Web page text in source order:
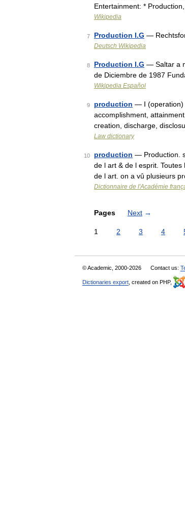
Entertainment: *
Wikipedia
7 Production I.G —
Deutsch Wikipedia
8 Production I.G — Saltar a
de Diciembre de 1987
Wikipedia Español
9 production — I (operation)
accomplishment,
creation, discharge,
Law dictionary
10 production — Production.
de l art & de l esprit.
de l art. on a vû plusieurs
Dictionnaire de l'Académie
Pages Next →
1 2 3 4
© Academic, 2000-2026 Contact us:
Dictionaries export , created on PHP,